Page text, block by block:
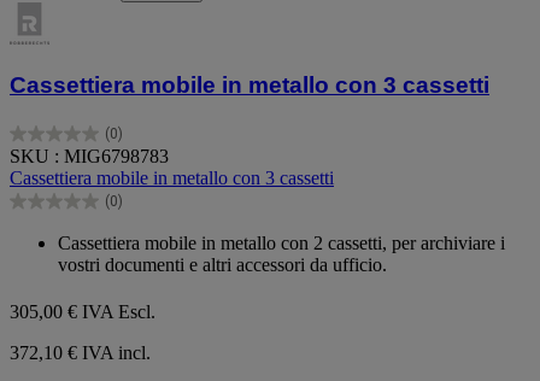
Cassettiera mobile in metallo con 3 cassetti
(0)
0.0
su
5
stelle.
SKU : MIG6798783
Cassettiera mobile in metallo con 3 cassetti
(0)
0.0
Cassettiera mobile in metallo con 2 cassetti, per archiviare i
vostri documenti e altri accessori da ufficio.
305,00 € IVA Escl.
372,10 € IVA incl.